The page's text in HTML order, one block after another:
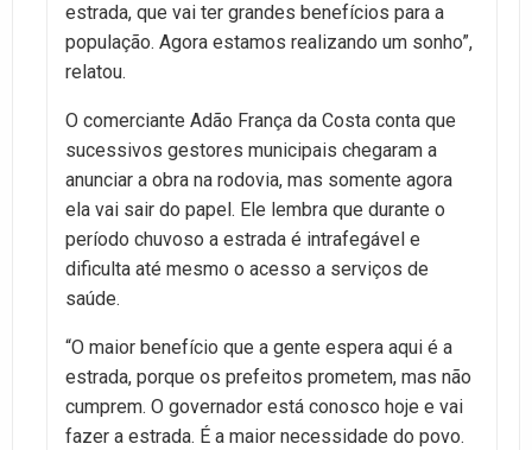
estrada, que vai ter grandes benefícios para a
população. Agora estamos realizando um sonho”,
relatou.
O comerciante Adão França da Costa conta que
sucessivos gestores municipais chegaram a
anunciar a obra na rodovia, mas somente agora
ela vai sair do papel. Ele lembra que durante o
período chuvoso a estrada é intrafegável e
dificulta até mesmo o acesso a serviços de
saúde.
“O maior benefício que a gente espera aqui é a
estrada, porque os prefeitos prometem, mas não
cumprem. O governador está conosco hoje e vai
fazer a estrada. É a maior necessidade do povo.